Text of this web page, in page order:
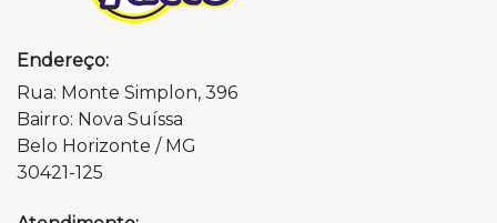
Endereço:
Rua: Monte Simplon, 396
Bairro: Nova Suíssa
Belo Horizonte / MG
30421-125